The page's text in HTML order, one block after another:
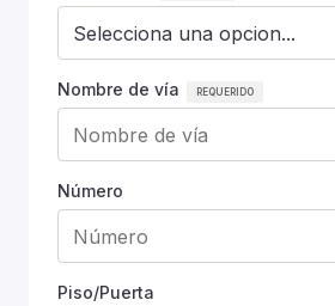
Nombre de vía
Número
Piso/Puerta